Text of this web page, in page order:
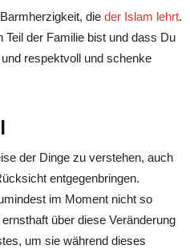
die der Islam lehrt.
der Familie bist und dass Du
respektvoll und schenke
der Dinge zu verstehen, auch
entgegenbringen.
im Moment nicht so
über diese Veränderung
um sie während dieses